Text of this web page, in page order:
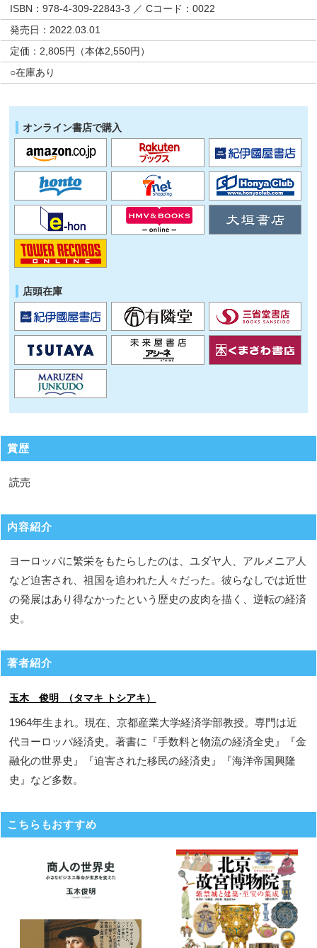
ISBN：978-4-309-22843-3 ／ Cコード：0022
発売日：2022.03.01
定価：2,805円（本体2,550円）
○在庫あり
オンライン書店で購入
店頭在庫
賞歴
読売
内容紹介
ヨーロッパに繁栄をもたらしたのは、ユダヤ人、アルメニア人
など迫害され、祖国を追われた人々だった。彼らなしでは近世
の発展はあり得なかったという歴史の皮肉を描く、逆転の経済
史。
著者紹介
玉木 俊明 （タマキ トシアキ）
1964年生まれ。現在、京都産業大学経済学部教授。専門は近
代ヨーロッパ経済史。著書に『手数料と物流の経済全史』『金
融化の世界史』『迫害された移民の経済史』『海洋帝国興隆
史』など多数。
こちらもおすすめ